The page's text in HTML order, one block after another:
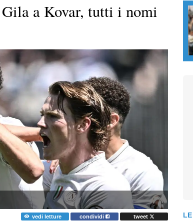
a Kovar, tutti i nomi
vedi letture condividi tweet